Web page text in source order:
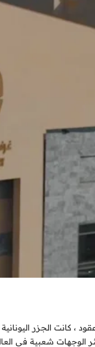
، كانت الجزر
الوجهات شعبية في